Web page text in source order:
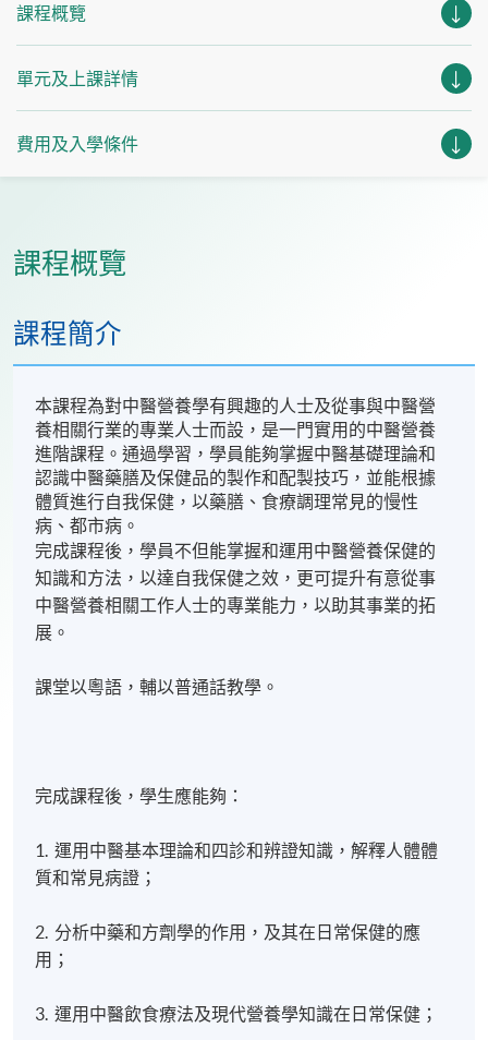
課程概覽
單元及上課詳情
費用及入學條件
課程概覽
課程簡介
本課程為對中醫營養學有興趣的人士及從事與中醫營
養相關行業的專業人士而設，是一門實用的中醫營養
進階課程。通過學習，學員能夠掌握中醫基礎理論和
認識中醫藥膳及保健品的製作和配製技巧，並能根據
體質進行自我保健，以藥膳、食療調理常見的慢性
病、都市病。
完成課程後，學員不但能掌握和運用中醫營養保健的
知識和方法，以達自我保健之效，更可提升有意從事
中醫營養相關工作人士的專業能力，以助其事業的拓
展。
課堂以粵語 ，輔以普通話教學。
完成課程後，學生應能夠：
1. 運用中醫基本理論和四診和辨證知識，解釋人體體
質和常見病證；
2. 分析中藥和方劑學的作用，及其在日常保健的應
用；
3. 運用中醫飲食療法及現代營養學知識在日常保健；